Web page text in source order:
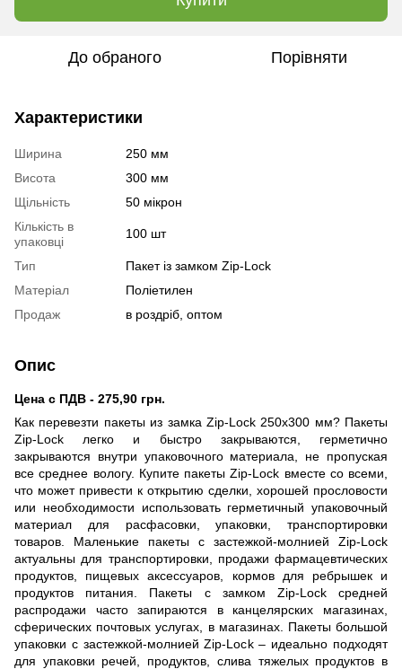
До обраного Порівняти
Характеристики
Ширина
250 мм
Висота
300 мм
Щільність
50 мікрон
Кількість в
упаковці
100 шт
Тип
Пакет із замком Zip-Lock
Матеріал
Поліетилен
Продаж
в роздріб, оптом
Опис
Цена с ПДВ - 275,90 грн.
Как перевезти пакеты из замка Zip-Lock 250х300 мм? Пакеты
Zip-Lock легко и быстро закрываются, герметично
закрываются внутри упаковочного материала, не пропуская
все среднее вологу. Купите пакеты Zip-Lock вместе со всеми,
что может привести к открытию сделки, хорошей прословости
или необходимости использовать герметичный упаковочный
материал для расфасовки, упаковки, транспортировки
товаров. Маленькие пакеты с застежкой-молнией Zip-Lock
актуальны для транспортировки, продажи фармацевтических
продуктов, пищевых аксессуаров, кормов для ребрышек и
продуктов питания. Пакеты с замком Zip-Lock средней
распродажи часто запираются в канцелярских магазинах,
сферических почтовых услугах, в магазинах. Пакеты большой
упаковки с застежкой-молнией Zip-Lock – идеально подходят
для упаковки речей, продуктов, слива тяжелых продуктов в